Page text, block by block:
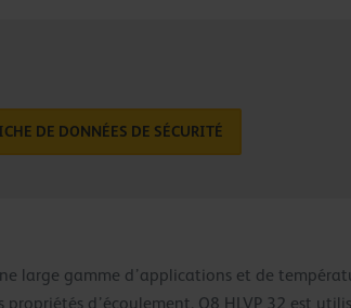
DE DONNÉES DE SÉCURITÉ
large gamme d’applications et de
d’écoulement. Q8 HLVP 32 est